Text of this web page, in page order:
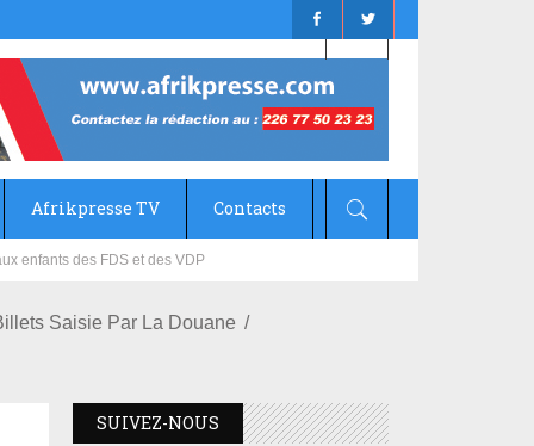
Afrikpresse TV Contacts
Saisie Par La Douane
SUIVEZ-NOUS